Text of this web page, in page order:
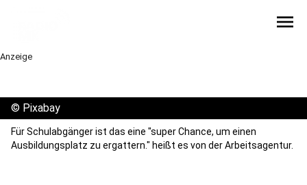
menu
Anzeige
© Pixabay
Für Schulabgänger ist das eine "super Chance, um einen
Ausbildungsplatz zu ergattern." heißt es von der Arbeitsagentur.